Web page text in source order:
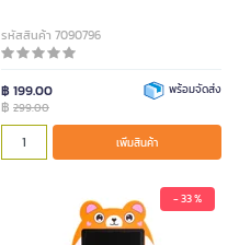
รหัสสินค้า 7090796
฿ 199.00
฿ 299.00
พร้อมจัดส่ง
เพิ่มสินค้า
- 33 %